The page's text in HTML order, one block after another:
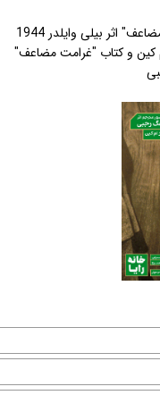
اثر بیلی وایلدر 1944
کین و کتاب "غرامت مضاعف"